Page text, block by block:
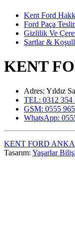
Kent Ford
Ford Paça
Gizlilik Ve
Şartlar &
KENT
Adres: Yıldız
TEL: 0312 354
GSM: 0555
WhatsApp:
KENT FORD
Tasarım: Yaşarlar